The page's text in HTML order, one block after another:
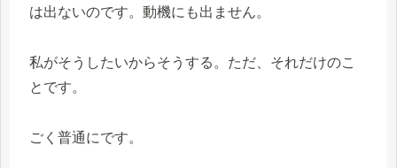
は出ないのです。動機にも出ません。
私がそうしたいからそうする。ただ、それだけのこ
とです。
ごく普通にです。